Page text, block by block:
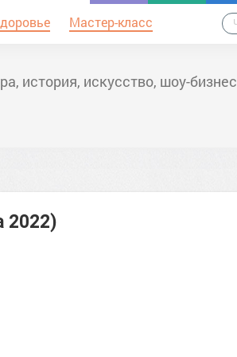
Мастер-класс
история, искусство, шоу-бизнес
2022)